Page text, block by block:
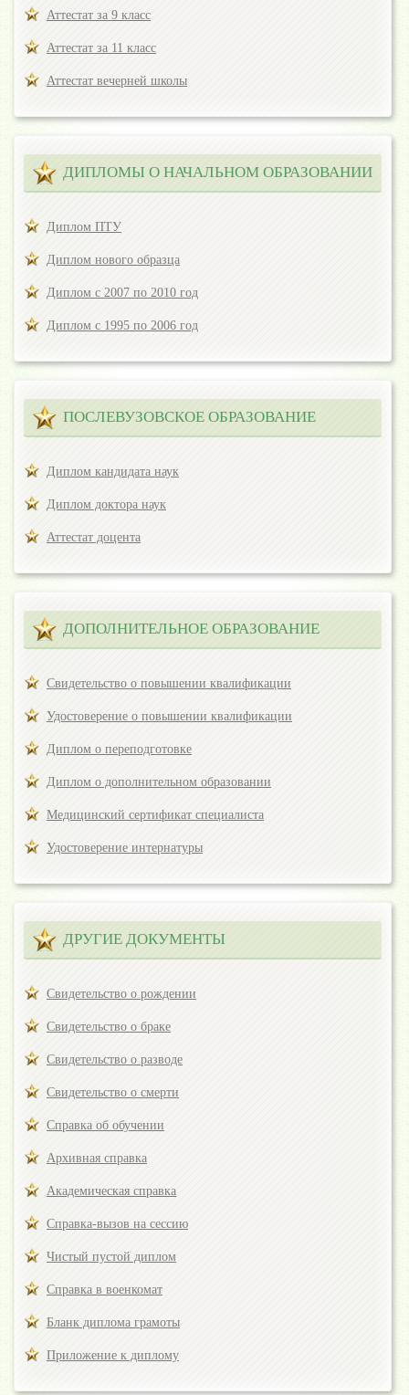
Аттестат за 9 класс
Аттестат за 11 класс
Аттестат вечерней школы
ДИПЛОМЫ О НАЧАЛЬНОМ ОБРАЗОВАНИИ
Диплом ПТУ
Диплом нового образца
Диплом с 2007 по 2010 год
Диплом с 1995 по 2006 год
ПОСЛЕВУЗОВСКОЕ ОБРАЗОВАНИЕ
Диплом кандидата наук
Диплом доктора наук
Аттестат доцента
ДОПОЛНИТЕЛЬНОЕ ОБРАЗОВАНИЕ
Свидетельство о повышении квалификации
Удостоверение о повышении квалификации
Диплом о переподготовке
Диплом о дополнительном образовании
Медицинский сертификат специалиста
Удостоверение интернатуры
ДРУГИЕ ДОКУМЕНТЫ
Свидетельство о рождении
Свидетельство о браке
Свидетельство о разводе
Свидетельство о смерти
Справка об обучении
Архивная справка
Академическая справка
Справка-вызов на сессию
Чистый пустой диплом
Справка в военкомат
Бланк диплома грамоты
Приложение к диплому